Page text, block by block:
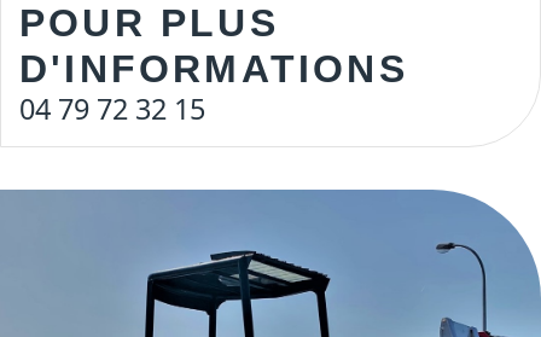
POUR PLUS
D'INFORMATIONS
04 79 72 32 15